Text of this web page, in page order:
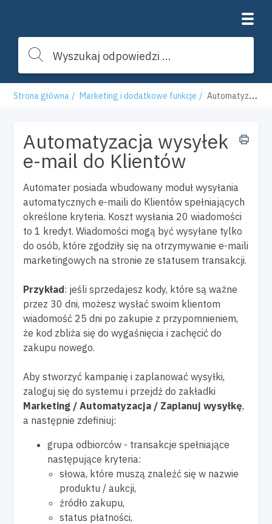
Strona główna Marketing i dodatkowe funkcje Automatyzacja wysyłek e-mail do Klientów
Automatyzacja wysyłek
e-mail do Klientów
Automater posiada wbudowany moduł wysyłania
automatycznych e-maili do Klientów spełniających
określone kryteria. Koszt wysłania 20 wiadomości
to 1 kredyt. Wiadomości mogą być wysyłane tylko
do osób, które zgodziły się na otrzymywanie e-maili
marketingowych na stronie ze statusem transakcji.
Przykład: jeśli sprzedajesz kody, które są ważne
przez 30 dni, możesz wysłać swoim klientom
wiadomość 25 dni po zakupie z przypomnieniem,
że kod zbliża się do wygaśnięcia i zachęcić do
zakupu nowego.
Aby stworzyć kampanię i zaplanować wysyłki,
zaloguj się do systemu i przejdź do zakładki
Marketing / Automatyzacja / Zaplanuj wysyłkę,
a następnie zdefiniuj:
grupa odbiorców - transakcje spełniające
następujące kryteria:
słowa, które muszą znaleźć się w nazwie
produktu / aukcji,
źródło zakupu,
status płatności,